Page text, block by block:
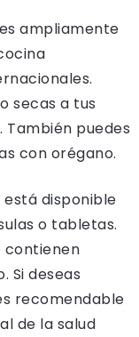
ampliamente
secas a tus
puedes
con orégano.
disponible
o tabletas.
contienen
Si deseas
recomendable
de la salud